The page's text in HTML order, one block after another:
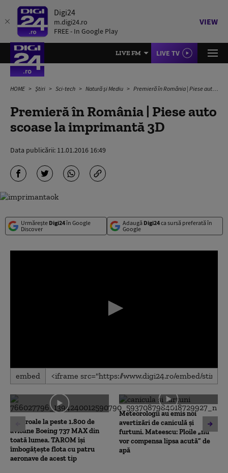
Digi24
m.digi24.ro
FREE - In Google Play
VIEW
LIVE FM LIVE TV
HOME Știri Sci-tech Natură și Mediu Premieră în România | Piese auto scoase la imprimantă 3D
Premieră în România | Piese auto
scoase la imprimantă 3D
Data publicării: 11.01.2016 16:49
Urmărește Digi24în Google
Discover
Adaugă Digi24ca sursă preferată în
Google
0
seconds
0
seconds
embed
Controale la peste 1.800 de
avioane Boeing 737 MAX din
toată lumea. TAROM își
îmbogățește flota cu patru
aeronave de acest tip
Meteorologii au emis noi
avertizări de caniculă și
furtuni. Mateescu: Ploile „nu
vor compensa lipsa acută” de
apă